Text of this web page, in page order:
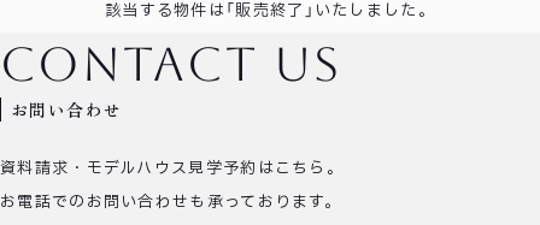
該当する物件は「販売終了」いたしました。
お問い合わせ
contact us
資料請求・モデルハウス見学予約はこちら。
お電話でのお問い合わせも承っております。